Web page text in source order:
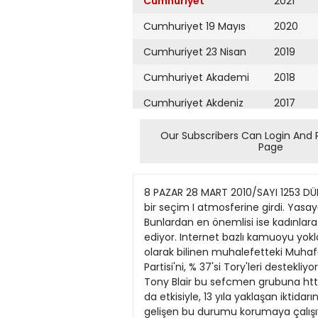
Cumhuriyet 19 Mayıs
Cumhuriyet 23 Nisan
Cumhuriyet Akademi
Cumhuriyet Akdeniz
Cumhuriyet Alışveriş
Cumhuriyet Ankara
Cumhuriyet Büyük
Taaruz
Cumhuriyet
Cumartesi
Cumhuriyet Çevre
2020
2019
2018
2017
2016
2015
2013
2011
2010
2009
Our Subscribers Can Login And
Page
8 PAZAR 28 MART 2010/SAYI 1253 DÜNYALI YAZILAR ZÜLAL KALKANDELEN Geriye# gidiş... r- ransa'dan sonra ingiltere de son günlerde yogun bir seçim I atmosferine girdi. Yasaya göre 3 Haziran'a kadar yapılması gereken genel seçimler için partiler çeşitli stratejiler geliştiriyor. Bunlardan en önemlisi ise kadınlara yönelik. Çünkü Ingiltere'de hemen herkes, seçimlerin kaderini kadın oylarının belirleyecegini kabul ediyor. Internet bazlı kamuoyu yoklamaları yapan YouGov'un açıkladığı son araştırma, hem iktidardaki İşçi Partisi'ni hem de Tory'ler olarak bilinen muhalefetteki Muhafazakâr Parti'yi harekete geçirdi. Bu araştımnaya göre , ingiltere'deki kadın seçmenlerin % 29'u işçi Partisi'ni, % 37'si Tory'leri destekliyor. ingiltere'de kadınların agırlıklı olarak muhafazakâr eğilimli olduğu biliniyor; ama 1997 seçimlerinde Tony Blair bu sefcmen grubuna httap etmeyi başarmıştı. İşçi Partisi, za»n ekonomik sıkıntılann ve son yerel seçimde uğradığı bozguntın da etkisiyle, 13 yıla yaklaşan iktidarında iyice yıpranmış olduğundan, kadın oylarını kaybetme lüksü yok. Muhafazakâr Parti ise, lehine gelişen bu durumu korumaya çalışıyor. Her iki parti de, öncelikle "cybermums" denilen kadın grubuna ulaşmaya çalışıyor. Amerika'da "soccer moms" olarak adlandırılan kkdınlara karşılık gelen birterim bu. Orta sınıftan, eğitimli ama çs|lışmayıp çocuklarını büyüten ve internet üzerinde annelere yönelik sitelerde aktif olan genç kadınlar bunlar. işçi Partisi Başkanı ve Başbakan Gordon Brown'ın, bu gruba verdiği mesaj şu: Eger Tory'ler kazanır ve harcamalarda kısıntıya giderlerse, bundan en çok etkilenecek olanlar sizsiniz... Oavid Cameron ise, kadınları siyasete çekmek ve partisinde daha dengeli bir temsil saglamak için bazı öneriler sunuyor. Partisinde daha önce yaşanan bazı olayları hatırlatarak, parlamenter adayları belirlenirken kadınların adaylıktan çekilmeye zorlanması halinde, seçime sadece kadınlardan oluşan listeyle gidilmesini istiyor. Kadın adayların erkeklere göre çok daha yüksek bir çıtayı aşmak zorunda olduğunu söylüyor Cameron. "Kapıyı açıp 'Hoş geldlniz 1 desek bile, partlye geldiklerinde karşılannda yine bir salon dolusu erkeğl buluyorlar" diyor. Bu konuda partisinden gelen rtirazlar olsa da, değişikliğe karark gözükuyor Tory'lerin lidari. Bütün bu tartışrnalar medyada da etkili pluyo.r. BBC, tamamen -kadın katılımqılardaq o)wşaA "Ouestion Time" adlı bir politik tartısma, programı başlattı. Kadın erkek eşitliğinin önündeki engellerin kaldınlması için çalışan sivil toplum örgütleri ise, bu konuda